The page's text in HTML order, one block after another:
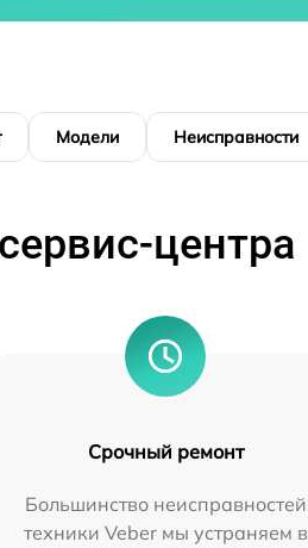
Модели Неисправности
центра
Срочный ремонт
Большинство неисправностей
техники Veber мы устраняем в